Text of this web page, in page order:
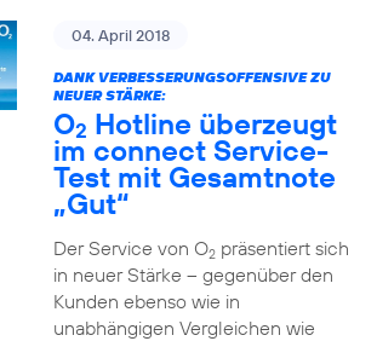
04. April 2018
DANK VERBESSERUNGSOFFENSIVE ZU
NEUER STÄRKE:
O2 Hotline überzeugt
im connect Service-
Test mit Gesamtnote
„Gut“
Der Service von O2präsentiert sich
in neuer Stärke – gegenüber den
Kunden ebenso wie in
unabhängigen Vergleichen wie